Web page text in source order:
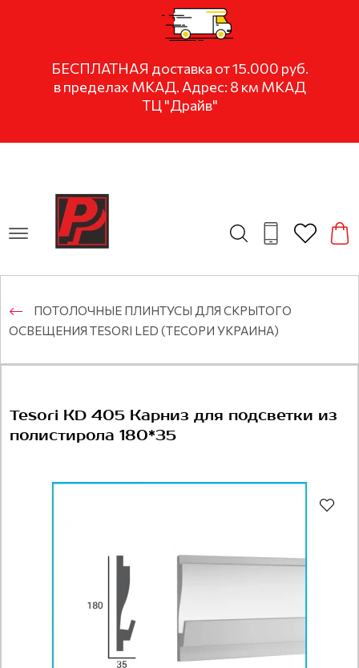
БЕСПЛАТНАЯ доставка от 15.000 руб.
в пределах МКАД. Адрес: 8 км МКАД
ТЦ "Драйв"
ПОТОЛОЧНЫЕ ПЛИНТУСЫ ДЛЯ СКРЫТОГО
ОСВЕЩЕНИЯ TESORI LED (ТЕСОРИ УКРАИНА)
Tesori KD 405 Карниз для подсветки из
полистирола 180*35